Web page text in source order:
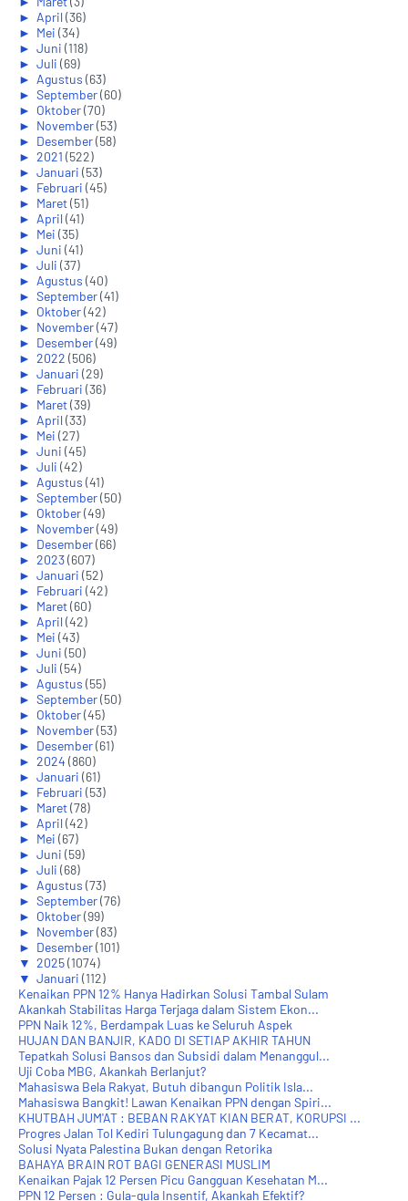
► April(36)
► Mei (34)
► Juni (118)
► Juli (69)
► Agustus (63)
► September(60)
► Oktober(70)
► November(53)
► Desember(58)
► 2021 (522)
► Januari (53)
► Februari (45)
► Maret(51)
► April(41)
► Mei (35)
► Juni (41)
► Juli (37)
► Agustus (40)
► September(41)
► Oktober(42)
► November(47)
► Desember(49)
► 2022 (506)
► Januari (29)
► Februari (36)
► Maret(39)
► April(33)
► Mei (27)
► Juni (45)
► Juli (42)
► Agustus (41)
► September(50)
► Oktober(49)
► November(49)
► Desember(66)
► 2023(607)
► Januari (52)
► Februari (42)
► Maret(60)
► April(42)
► Mei (43)
► Juni (50)
► Juli (54)
► Agustus (55)
► September(50)
► Oktober(45)
► November(53)
► Desember(61)
► 2024 (860)
► Januari (61)
► Februari (53)
► Maret(78)
► April(42)
► Mei (67)
► Juni (59)
► Juli (68)
► Agustus (73)
► September(76)
► Oktober(99)
► November(83)
► Desember(101)
▼ 2025(1074)
▼ Januari (112)
Kenaikan PPN 12% Hanya Hadirkan Solusi Tambal Sulam
Akankah Stabilitas Harga Terjaga dalam Sistem Ekon...
PPN Naik 12%, Berdampak Luas ke Seluruh Aspek
HUJAN DAN BANJIR, KADO DI SETIAP AKHIR TAHUN
Tepatkah Solusi Bansos dan Subsidi dalam Menanggul...
Uji Coba MBG, Akankah Berlanjut?
Mahasiswa Bela Rakyat, Butuh dibangun Politik Isla...
Mahasiswa Bangkit! Lawan Kenaikan PPN dengan Spiri...
KHUTBAH JUM'AT : BEBAN RAKYAT KIAN BERAT, KORUPSI ...
Progres Jalan Tol Kediri Tulungagung dan 7 Kecamat...
Solusi Nyata Palestina Bukan dengan Retorika
BAHAYA BRAIN ROT BAGI GENERASI MUSLIM
Kenaikan Pajak 12 Persen Picu Gangguan Kesehatan M...
PPN 12 Persen : Gula-gula Insentif, Akankah Efektif?